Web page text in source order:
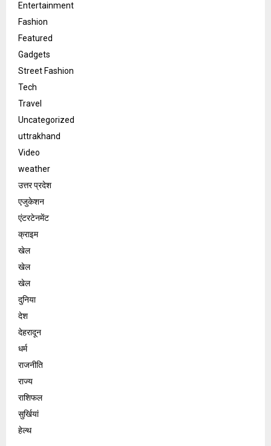
Entertainment
Fashion
Featured
Gadgets
Street Fashion
Tech
Travel
Uncategorized
uttrakhand
Video
weather
उत्तर प्रदेश
एजुकेशन
एंटरटेनमेंट
क्राइम
खेल
खेल
खेल
दुनिया
देश
देहरादून
धर्म
राजनीति
राज्य
राशिफल
सुर्खियां
हेल्थ